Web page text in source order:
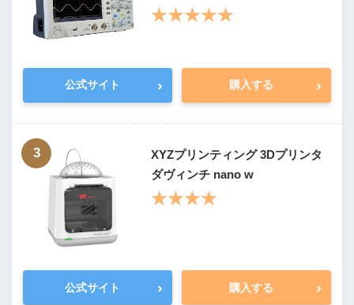
★★★★★
公式サイト › 購入する ›
3
XYZプリンティング 3Dプリンタ
ダヴィンチ nano w
★★★★
公式サイト › 購入する ›